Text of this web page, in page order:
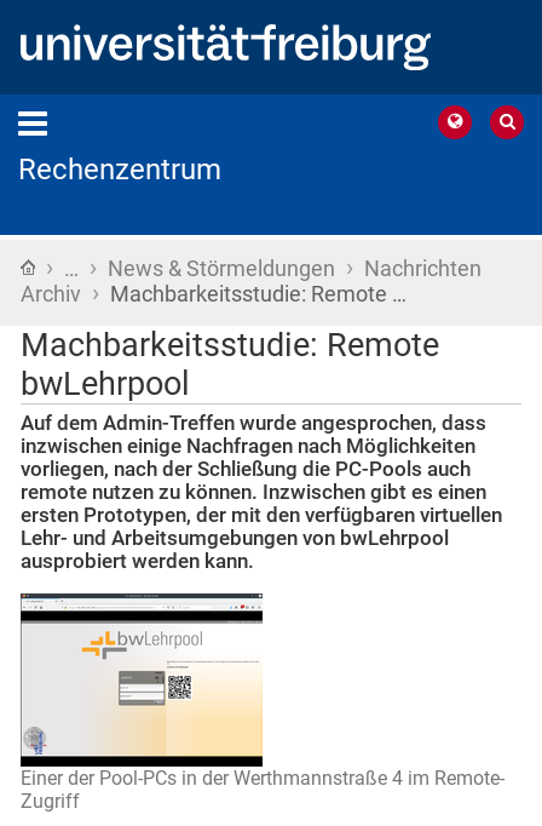
Rechenzentrum
Startseite
› … › News & Störmeldungen › Nachrichten
Archiv › Machbarkeitsstudie: Remote …
Machbarkeitsstudie: Remote
bwLehrpool
Auf dem Admin-Treffen wurde angesprochen, dass
inzwischen einige Nachfragen nach Möglichkeiten
vorliegen, nach der Schließung die PC-Pools auch
remote nutzen zu können. Inzwischen gibt es einen
ersten Prototypen, der mit den verfügbaren virtuellen
Lehr- und Arbeitsumgebungen von bwLehrpool
ausprobiert werden kann.
Einer der Pool-PCs in der Werthmannstraße 4 im Remote-
Zugriff